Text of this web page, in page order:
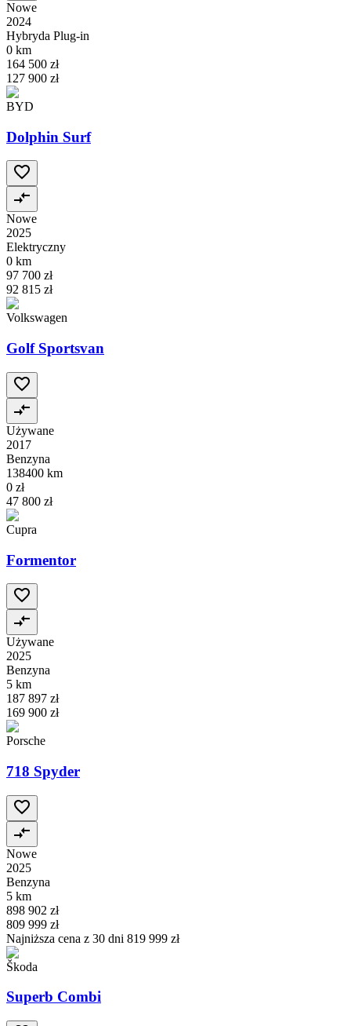
Nowe
2024
Hybryda Plug-in
0 km
164 500 zł
127 900 zł
BYD
Dolphin Surf
Nowe
2025
Elektryczny
0 km
97 700 zł
92 815 zł
Volkswagen
Golf Sportsvan
Używane
2017
Benzyna
138400 km
0 zł
47 800 zł
Cupra
Formentor
Używane
2025
Benzyna
5 km
187 897 zł
169 900 zł
Porsche
718 Spyder
Nowe
2025
Benzyna
5 km
898 902 zł
809 999 zł
Najniższa cena z 30 dni 819 999 zł
Škoda
Superb Combi